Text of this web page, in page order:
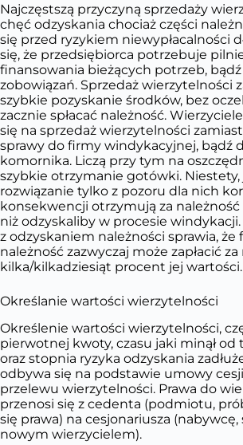
Najczęstszą przyczyną sprzedaży
chęć odzyskania chociaż części
się przed ryzykiem niewypłacalności
się, że przedsiębiorca potrzebuje
finansowania bieżących potrzeb, bądź
zobowiązań. Sprzedaż wierzytelności
szybkie pozyskanie środków, bez
zacznie spłacać należność.
się na sprzedaż wierzytelności
sprawy do firmy windykacyjnej, bądź
komornika. Liczą przy tym na
szybkie otrzymanie gotówki.
rozwiązanie tylko z pozoru dla nich
konsekwencji otrzymują za
niż odzyskaliby w procesie
z odzyskaniem należności sprawia, że
należność zazwyczaj może zapłacić za
kilka/kilkadziesiąt procent jej wartości.
Określanie wartości wierzytelności
Określenie wartości wierzytelności,
pierwotnej kwoty, czasu jaki minął od
oraz stopnia ryzyka odzyskania
odbywa się na podstawie umowy
przelewu wierzytelności. Prawa do
przenosi się z cedenta (podmiotu,
się prawa) na cesjonariusza (nabywcę,
nowym wierzycielem).